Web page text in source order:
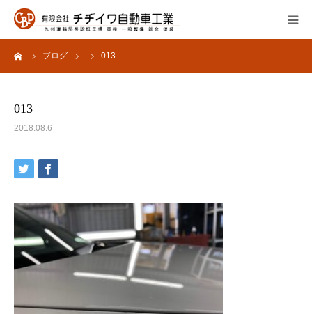
ブログ 013
013
2018.08.6
会社概要
採用情報
お問い合わせ